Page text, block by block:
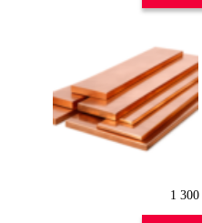
1 300